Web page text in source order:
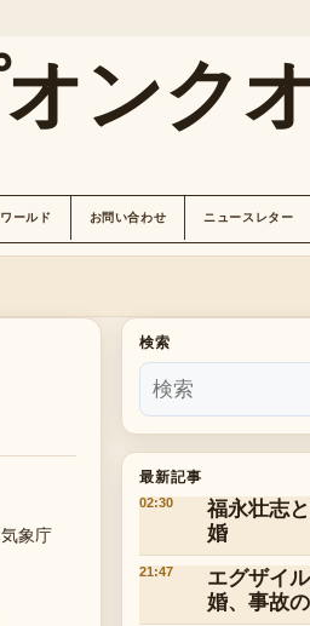
ンク
ワールド お問い合わせ ニュースレター
気象庁
検索
最新記事
02:30
福永壮志
婚
21:47
エグザイ
婚、事故